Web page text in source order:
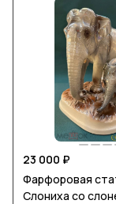
23 000 ₽
Фарфоровая
Слониха со